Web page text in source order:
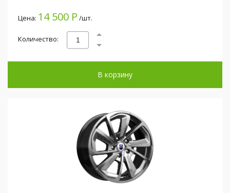
Цена: 14 500 Р /шт.
Количество:
В корзину